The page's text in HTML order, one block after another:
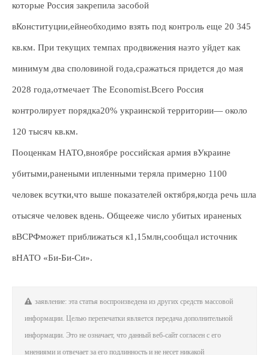
которые Россия закрепила засобой
вКонституции,ейнеобходимо взять под контроль еще 20 345
кв.км. При текущих темпах продвижения наэто уйдет как
минимум два споловиной года,сражаться придется до мая
2028 года,отмечает The Economist.Всего Россия
контролирует порядка20% украинской территории— около
120 тысяч кв.км.
Пооценкам НАТО,вноябре российская армия вУкраине
убитыми,ранеными ипленными теряла примерно 1100
человек всутки,что выше показателей октября,когда речь шла
отысяче человек вдень. Общееже число убитых ираненых
вВСРФможет приближаться к1,15млн,сообщал источник
вНАТО «Би-Би-Си».
заявление: эта статья воспроизведена из других средств массовой
информации. Целью перепечатки является передача дополнительной
информации. Это не означает, что данный веб-сайт согласен с его
мнениями и отвечает за его подлинность и не несет никакой